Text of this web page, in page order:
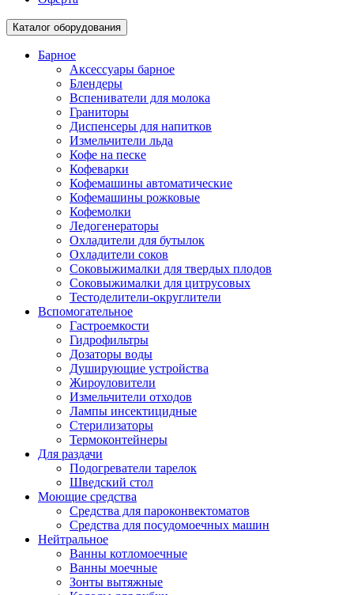
Каталог оборудования
Барное
Аксессуары барное
Блендеры
Вспениватели для молока
Граниторы
Диспенсеры для напитков
Измельчители льда
Кофе на песке
Кофеварки
Кофемашины автоматические
Кофемашины рожковые
Кофемолки
Ледогенераторы
Охладители для бутылок
Охладители соков
Соковыжималки для твердых плодов
Соковыжималки для цитрусовых
Тестоделители-округлители
Вспомогательное
Гастроемкости
Гидрофильтры
Дозаторы воды
Душирующие устройства
Жироуловители
Измельчители отходов
Лампы инсектицидные
Стерилизаторы
Термоконтейнеры
Для раздачи
Подогреватели тарелок
Шведский стол
Моющие средства
Средства для пароконвектоматов
Средства для посудомоечных машин
Нейтральное
Ванны котломоечные
Ванны моечные
Зонты вытяжные